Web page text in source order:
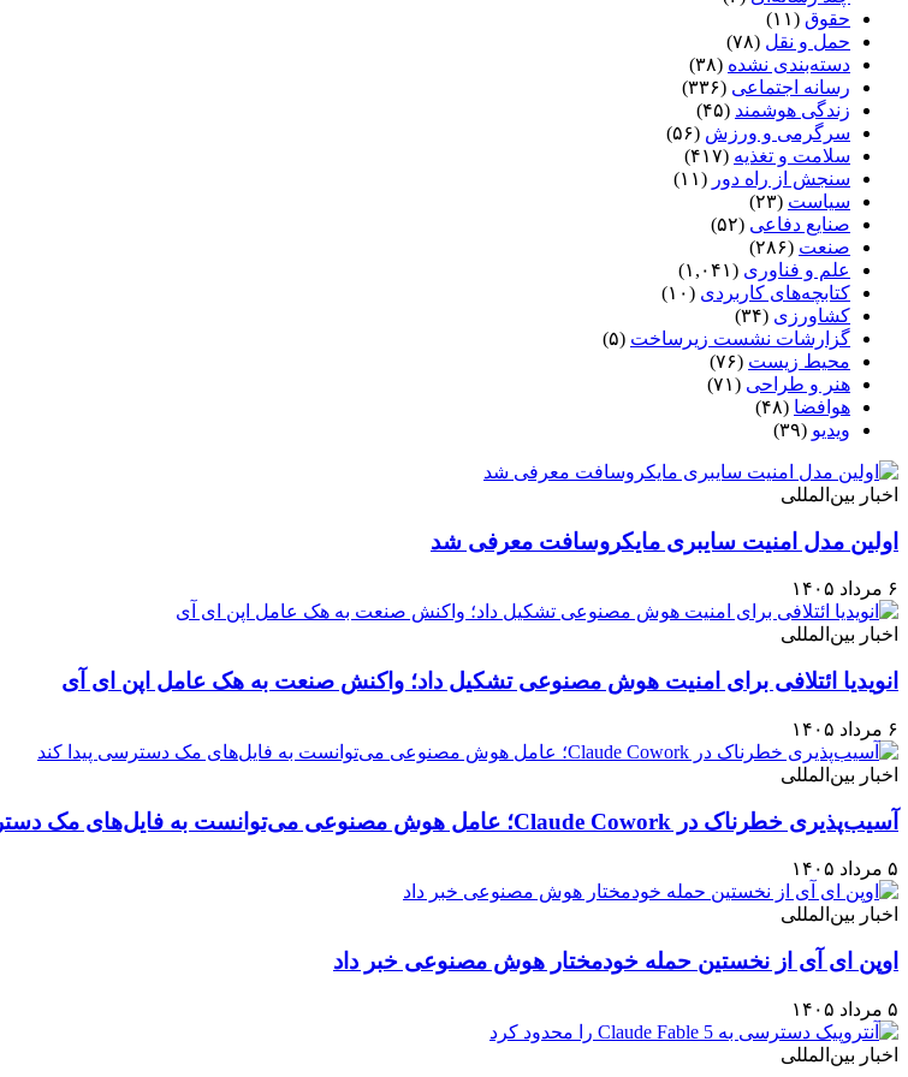
حقوق (۱۱)
حمل و نقل (۷۸)
دسته‌بندی نشده (۳۸)
رسانه اجتماعی (۳۳۶)
زندگی هوشمند (۴۵)
سرگرمی و ورزش (۵۶)
سلامت و تغذیه (۴۱۷)
سنجش از راه دور (۱۱)
سیاست (۲۳)
صنایع دفاعی (۵۲)
صنعت (۲۸۶)
علم و فناوری (۱,۰۴۱)
کتابچه‌های کاربردی (۱۰)
کشاورزی (۳۴)
گزارشات نشست زیرساخت (۵)
محیط زیست (۷۶)
هنر و طراحی (۷۱)
هوافضا (۴۸)
ویدیو (۳۹)
اخبار بین‌المللی
اولین مدل امنیت سایبری مایکروسافت معرفی شد
۶ مرداد ۱۴۰۵
اخبار بین‌المللی
انویدیا ائتلافی برای امنیت هوش مصنوعی تشکیل داد؛ واکنش صنعت به هک عامل اپن ای آی
۶ مرداد ۱۴۰۵
اخبار بین‌المللی
آسیب‌پذیری خطرناک در Claude Cowork؛ عامل هوش مصنوعی می‌توانست به فایل‌های مک دسترسی پیدا کند
۵ مرداد ۱۴۰۵
اخبار بین‌المللی
اوپن ای آی از نخستین حمله خودمختار هوش مصنوعی خبر داد
۵ مرداد ۱۴۰۵
اخبار بین‌المللی